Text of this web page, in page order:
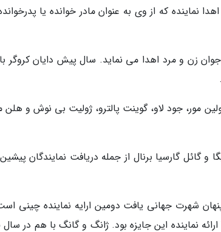
نماینده که از وی به عنوان مادر خوانده یا
زن و مرد اهدا می نماید. سال پیش دایان کروگر
مور، جود لاو، گوینت پالترو، ژولیت بی نوش و هلن
و گائل گارسیا برنال از جمله دریافت نمایندگان
پنهان شهرت جهانی یافت دومین ارایه نماینده چینی